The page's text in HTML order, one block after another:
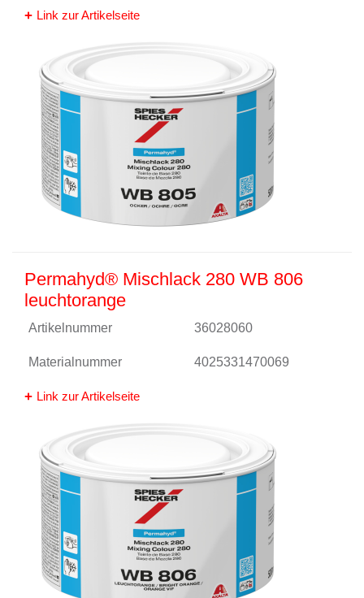
Link zur Artikelseite
Permahyd® Mischlack 280 WB 806
leuchtorange
Artikelnummer 36028060
Materialnummer 4025331470069
Link zur Artikelseite